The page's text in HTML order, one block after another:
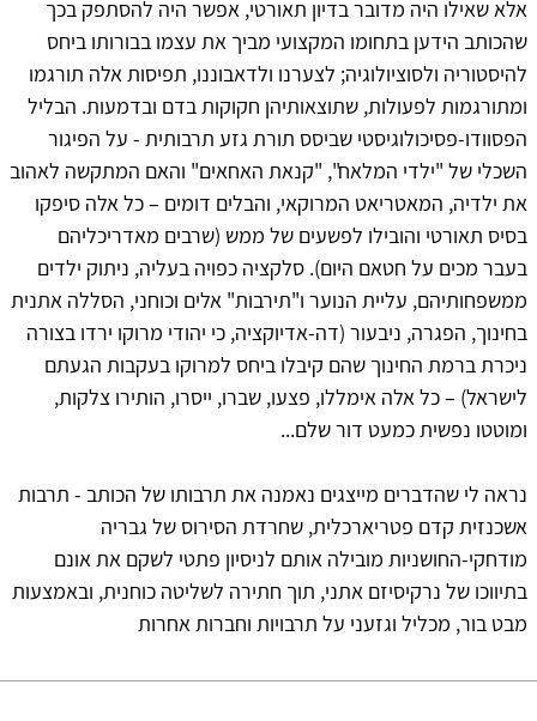
אלא שאילו היה מדובר בדיון תאורטי, אפשר היה להסתפק בכך
שהכותב הידען בתחומו המקצועי מביך את עצמו בבורותו ביחס
להיסטוריה ולסוציולוגיה; לצערנו ולדאבוננו, תפיסות אלה תורגמו
ומתורגמות לפעולות, שתוצאותיהן חקוקות בדם ובדמעות. הבליל
הפסוודו-פסיכולוגיסטי שביסס תורת גזע תרבותית - על הפיגור
השכלי של "ילדי המלאח", "קנאת האחאים" והאם המתקשה לאהוב
את ילדיה, המאטריאט המרוקאי, והבלים דומים – כל אלה סיפקו
בסיס תאורטי והובילו לפשעים של ממש (שרבים מאדריכליהם
בעבר מכים על חטאם היום). סלקציה כפויה בעליה, ניתוק ילדים
ממשפחותיהם, עליית הנוער ו"תירבות" אלים וכוחני, הסללה אתנית
בחינוך, הפגרה, ניבעור (דה-אדיוקציה, כי יהודי מרוקו ירדו בצורה
ניכרת ברמת החינוך שהם קיבלו ביחס למרוקו בעקבות הגעתם
לישראל) – כל אלה אימללו, פצעו, שברו, ייסרו, הותירו צלקות,
ומוטטו נפשית כמעט דור שלם...
נראה לי שהדברים מייצגים נאמנה את תרבותו של הכותב - תרבות
אשכנזית קדם פטריארכלית, שחרדת הסירוס של גבריה
מודחקי-החושניות מובילה אותם לניסיון פתטי לשקם את אונם
בתיווכו של נרקיסיזם אתני, תוך חתירה לשליטה כוחנית, ובאמצעות
מבט בור, מכליל וגזעני על תרבויות וחברות אחרות